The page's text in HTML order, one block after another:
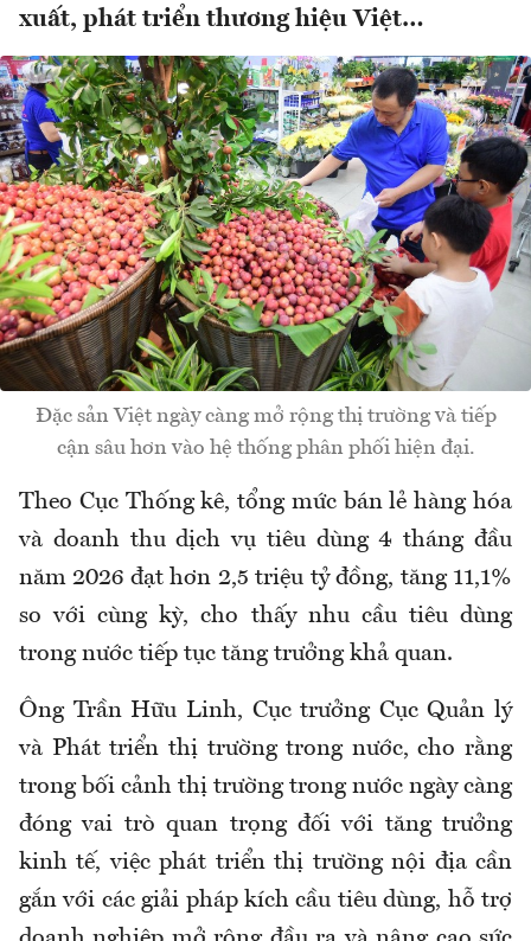
xuất, phát triển thương hiệu Việt…
Đặc sản Việt ngày càng mở rộng thị trường và tiếp
cận sâu hơn vào hệ thống phân phối hiện đại.
Theo Cục Thống kê, tổng mức bán lẻ hàng hóa
và doanh thu dịch vụ tiêu dùng 4 tháng đầu
năm 2026 đạt hơn 2,5 triệu tỷ đồng, tăng 11,1%
so với cùng kỳ, cho thấy nhu cầu tiêu dùng
trong nước tiếp tục tăng trưởng khả quan.
Ông Trần Hữu Linh, Cục trưởng Cục Quản lý
và Phát triển thị trường trong nước, cho rằng
trong bối cảnh thị trường trong nước ngày càng
đóng vai trò quan trọng đối với tăng trưởng
kinh tế, việc phát triển thị trường nội địa cần
gắn với các giải pháp kích cầu tiêu dùng, hỗ trợ